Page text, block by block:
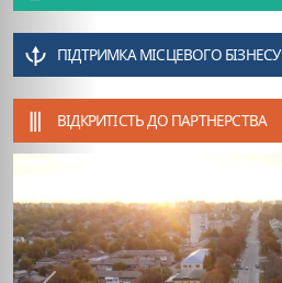
ПІДТРИМКА МІСЦЕВОГО БІЗНЕСУ
ВІДКРИТІСТЬ ДО ПАРТНЕРСТВА